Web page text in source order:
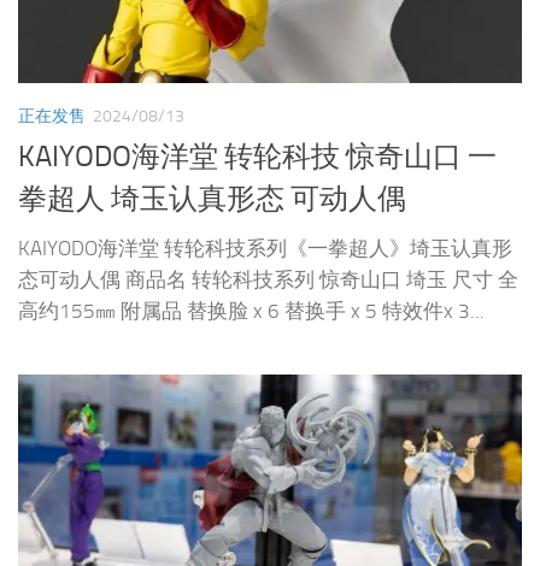
正在发售 2024/08/13
KAIYODO海洋堂 转轮科技 惊奇山口 一
拳超人 埼玉认真形态 可动人偶
KAIYODO海洋堂 转轮科技系列《一拳超人》埼玉认真形
态可动人偶 商品名 转轮科技系列 惊奇山口 埼玉 尺寸 全
高约155㎜ 附属品 替换脸 x 6 替换手 x 5 特效件x 3...